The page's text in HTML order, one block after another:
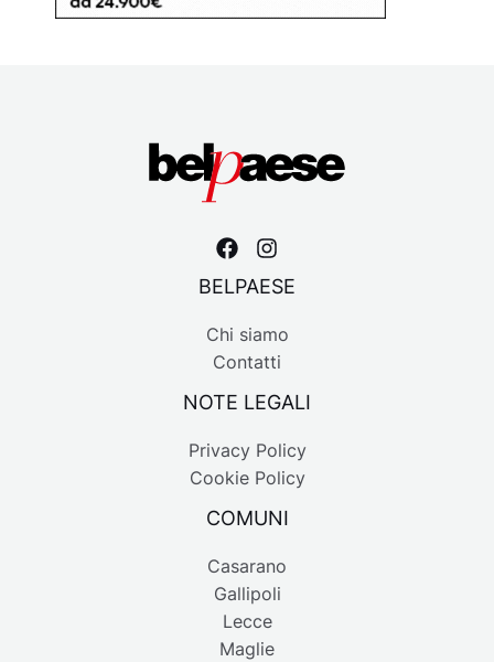
BELPAESE
Chi siamo
Contatti
NOTE LEGALI
Privacy Policy
Cookie Policy
COMUNI
Casarano
Gallipoli
Lecce
Maglie